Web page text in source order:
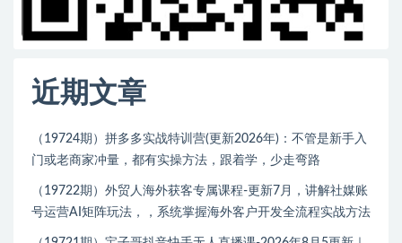
近期文章
（19724期）拼多多实战特训营(更新2026年)：不管是新手入
门或老商家冲量，都有实操方法，跟着学，少走弯路
（19722期）外贸人海外获客专属课程-更新7月，讲解社媒账
号运营AI矩阵玩法，，系统掌握海外客户开发全流程实战方法